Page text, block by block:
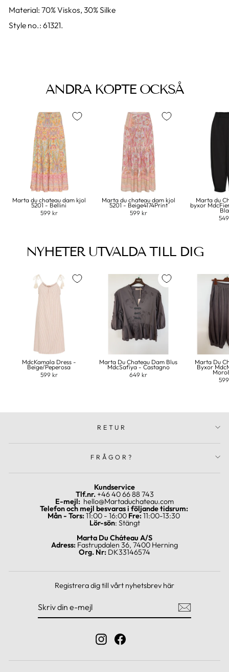
Material: 70% Viskos, 30% Silke
Style no.: 61321.
ANDRA KÖPTE OCKSÅ
Marta du chateau dam kjol
5201 - Bellini
599 kr
Marta du chateau dam kjol
5201 - Beige4174Print
599 kr
Marta du
byxor
NYHETER UTVALDA TILL DIG
MdcKamala Dress -
Beige/Peperosa
599 kr
Marta Du Chateau Dam Blus
MdcSafiya - Castagno
649 kr
Marta Du
Byxor
RETUR
FRÅGOR?
Kundservice
Tlf.nr.+46 40 66 88 743
E-mejl: hello@Martaduchateau.com
Telefon och mejl besvaras i följande tidsrum:
Mån - Tors:11:00 - 16:00 Fre:11:00-13:30
Lör-sön: Stängt
Marta Du Cháteau A/S
Adress: Fastrupdalen 36, 7400 Herning
Org. Nr: DK33146574
Registrera dig till vårt nyhetsbrev här
InstagramFacebook